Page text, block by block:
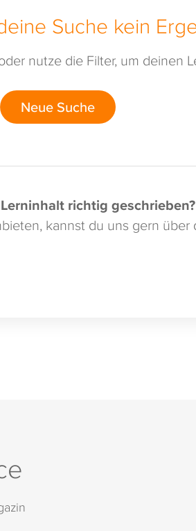
Suche kein
nutze die Filter, um deinen
Neue Suche
richtig geschrieben?
kannst du uns gern über